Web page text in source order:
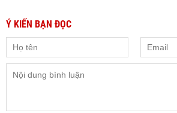
Ý KIẾN BẠN ĐỌC